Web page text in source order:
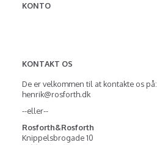
KONTO
KONTAKT OS
De er velkommen til at kontakte os på:
henrik@rosforth.dk
--eller--
Rosforth&Rosforth
Knippelsbrogade 10